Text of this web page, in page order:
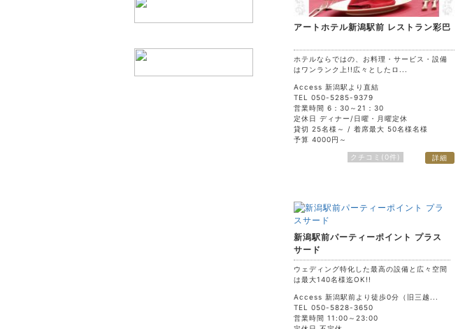
アートホテル新潟駅前 レストラン彩巴
ホテルならではの、お料理・サービス・設備
はワンランク上!!広々としたロ...
Access 新潟駅より直結
TEL 050-5285-9379
営業時間 6：30～21：30
定休日 ディナー/日曜・月曜定休
貸切 25名様～ / 着席最大 50名様名様
予算 4000円～
クチコミ(0件) 詳細
新潟駅前パーティーポイント プラス
サード
ウェディング特化した最高の設備と広々空間
は最大140名様迄OK!!
Access 新潟駅前より徒歩0分（旧三越...
TEL 050-5828-3650
営業時間 11:00～23:00